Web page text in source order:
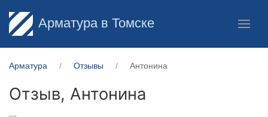
Арматура в Томске
Арматура Отзывы Антонина
Отзыв, Антонина